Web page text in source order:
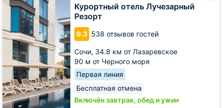
Курортный отель Лучезарный
Резорт
9.3 538 отзывов гостей
Сочи, 34.8 км от Лазаревское
90 м от Черного моря
Первая линия
Бесплатная отмена
Включён завтрак, обед и ужин
Лучезарный
Резорт